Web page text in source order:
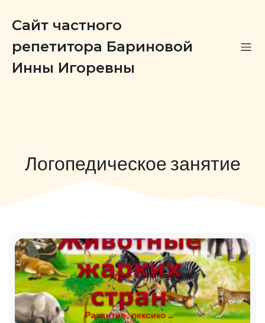
Сайт частного
репетитора Бариновой
Инны Игоревны
Логопедическое занятие